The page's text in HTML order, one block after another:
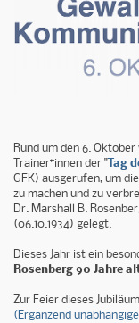
Rund um den 6.
Trainer*innen der " Tag
GFK) ausgerufen, um
zu machen und zu
Dr. Marshall B.
(06.10.1934) gelegt.
Dieses Jahr ist ein
Rosenberg 90 Jahre
Zur Feier dieses
(Ergänzend